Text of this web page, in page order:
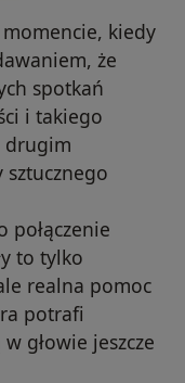
kiedy
że
spotkań
i takiego
drugim
sztucznego
połączenie
to tylko
realna pomoc
potrafi
głowie jeszcze